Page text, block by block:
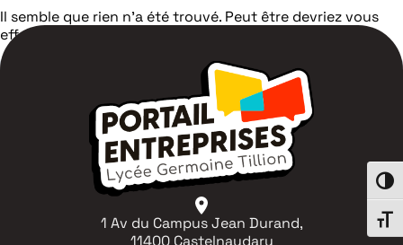
Il semble que rien n'a été trouvé. Peut être devriez vous
effectuer une nouvelle recherche ?
1 Av du Campus Jean Durand,
11400 Castelnaudary